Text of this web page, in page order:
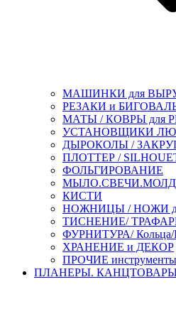
МАШИНКИ для
РЕЗАКИ и
МАТЫ / КОВРЫ для
УСТАНОВЩИКИ
ДЫРОКОЛЫ /
ПЛОТТЕР /
ФОЛЬГИРОВАНИЕ
МЫЛО.СВЕЧИ.МОЛДЫ
КИСТИ
НОЖНИЦЫ / НОЖИ
ТИСНЕНИЕ/
ФУРНИТУРА/
ХРАНЕНИЕ и ДЕКОР
ПРОЧИЕ инструменты
ПЛАНЕРЫ.